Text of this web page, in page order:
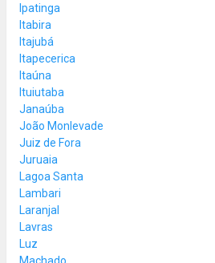
Ipatinga
Itabira
Itajubá
Itapecerica
Itaúna
Ituiutaba
Janaúba
João Monlevade
Juiz de Fora
Juruaia
Lagoa Santa
Lambari
Laranjal
Lavras
Luz